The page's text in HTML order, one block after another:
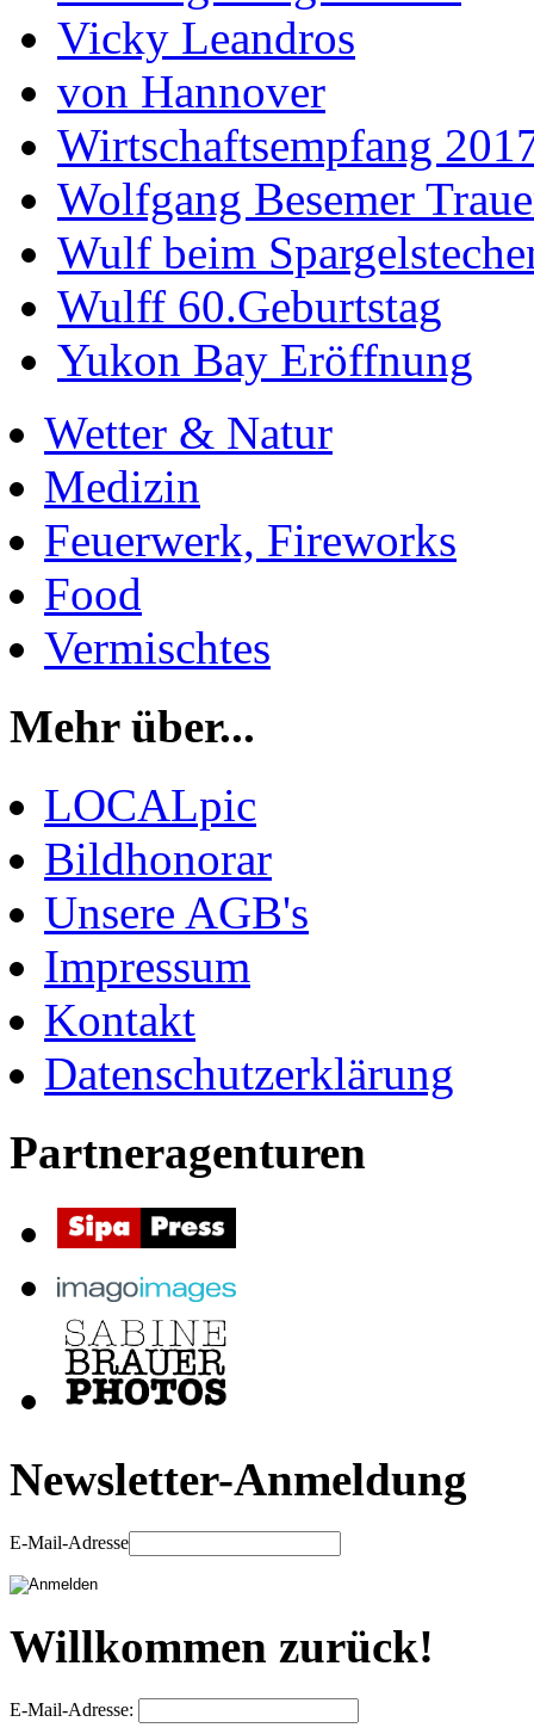
Vicky Leandros
von Hannover
Wirtschaftsempfang
Wolfgang Besemer
Wulf beim
Wulff 60.Geburtstag
Yukon Bay Eröffnung
Wetter & Natur
Medizin
Feuerwerk, Fireworks
Food
Vermischtes
Mehr über...
LOCALpic
Bildhonorar
Unsere AGB's
Impressum
Kontakt
Datenschutzerklärung
Partneragenturen
Newsletter-Anmeldung
E-Mail-Adresse
Willkommen zurück!
E-Mail-Adresse: